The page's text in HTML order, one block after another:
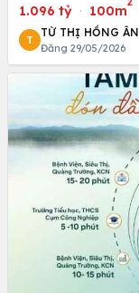
1.096 tỷ · 100m
T
TỪ THỊ HỒNG ÂN
Đăng 29/05/2026